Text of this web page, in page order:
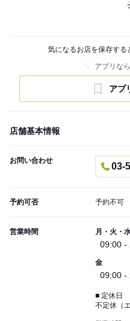
気になるお店を保存する
アプリな
アプ
店舗基本情報
お問い合わせ
03-
予約可否 予約不可
営業時間 月・火・
09:00 -
金
09:00 -
■ 定休日
不定休（